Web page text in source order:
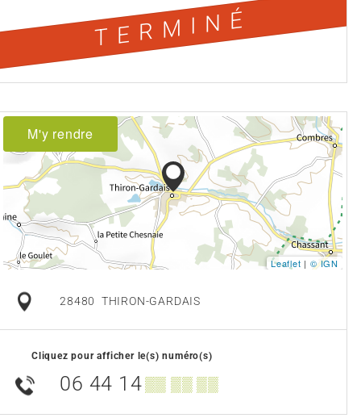
TERMINÉ
M'y rendre
Leaflet | © IGN
28480 THIRON-GARDAIS
Cliquez pour afficher le(s) numéro(s)
06 44 14▒▒ ▒▒ ▒▒